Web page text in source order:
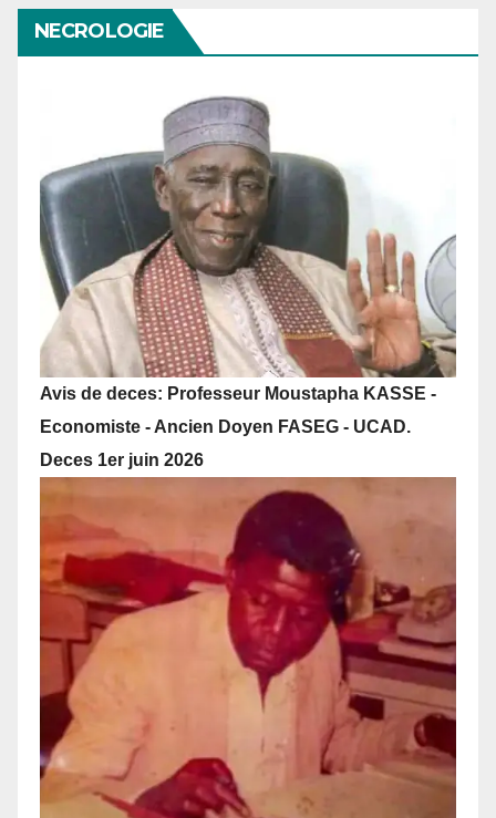
NECROLOGIE
Avis de deces: Professeur Moustapha KASSE -
Economiste - Ancien Doyen FASEG - UCAD.
Deces 1er juin 2026